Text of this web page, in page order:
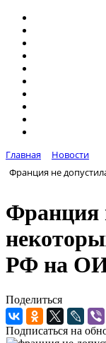
Главная
Новости
Франция не
Франция
РФ на
Поделиться
Подписаться на